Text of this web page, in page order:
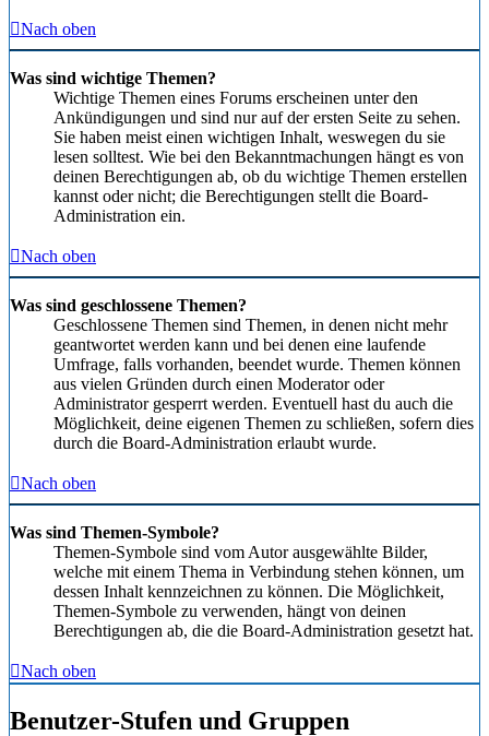
Nach oben
Was sind wichtige Themen?
Wichtige Themen eines Forums erscheinen unter den
Ankündigungen und sind nur auf der ersten Seite zu sehen.
Sie haben meist einen wichtigen Inhalt, weswegen du sie
lesen solltest. Wie bei den Bekanntmachungen hängt es von
deinen Berechtigungen ab, ob du wichtige Themen erstellen
kannst oder nicht; die Berechtigungen stellt die Board-
Administration ein.
Nach oben
Was sind geschlossene Themen?
Geschlossene Themen sind Themen, in denen nicht mehr
geantwortet werden kann und bei denen eine laufende
Umfrage, falls vorhanden, beendet wurde. Themen können
aus vielen Gründen durch einen Moderator oder
Administrator gesperrt werden. Eventuell hast du auch die
Möglichkeit, deine eigenen Themen zu schließen, sofern dies
durch die Board-Administration erlaubt wurde.
Nach oben
Was sind Themen-Symbole?
Themen-Symbole sind vom Autor ausgewählte Bilder,
welche mit einem Thema in Verbindung stehen können, um
dessen Inhalt kennzeichnen zu können. Die Möglichkeit,
Themen-Symbole zu verwenden, hängt von deinen
Berechtigungen ab, die die Board-Administration gesetzt hat.
Nach oben
Benutzer-Stufen und Gruppen